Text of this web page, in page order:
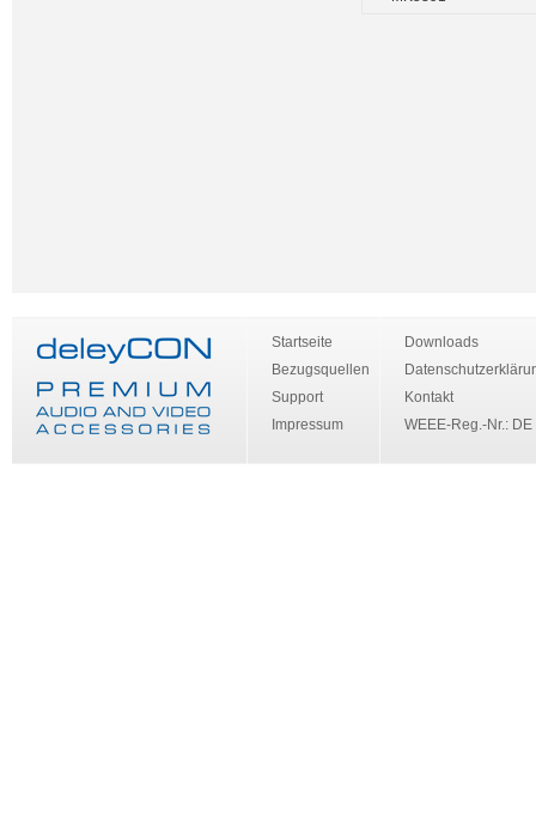
Startseite
Bezugsquellen
Support
Impressum
Downloads
Kontakt
WEEE-Reg.-Nr.: